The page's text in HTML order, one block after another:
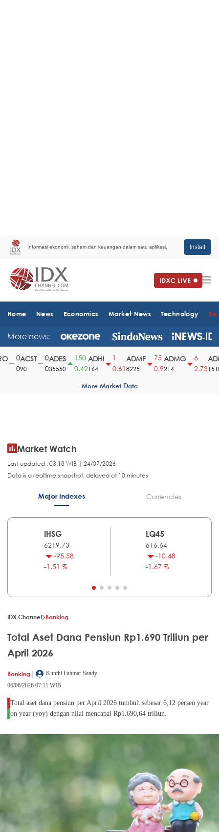
Informasi ekonomi, saham dan keuangan dalam satu aplikasi. Install
Home News Economics Market News Technology
More news:
ACST
90
ADES
35550
150
0.42
ADHI
164
0.61
ADMF
8225
75
0.9
ADMG
214
2.731510
More Market Data
Market Watch
Last updated : 03.18 WIB | 24/07/2026
Data is a realtime snapshot, delayed at 10 minutes
Major Indexes Currencies
IHSG
6219.73
-95.58
-1.51 %
LQ45
616.64
-10.48
-1.67 %
IDX Channel Banking
Total Aset Dana Pensiun Rp1.690 Triliun per
April 2026
Banking |
Kunthi Fahmar Sandy
06/06/2026 07:11 WIB
Total aset dana pensiun per April 2026 tumbuh sebesar 6,12 persen year
on year (yoy) dengan nilai mencapai Rp1.690,64 triliun.